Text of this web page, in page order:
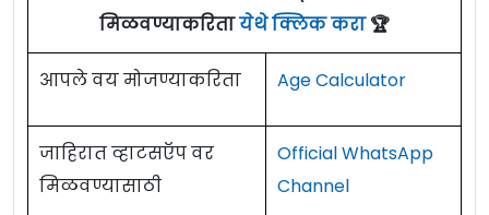
मिळवण्याकरितायेथे क्लिक करा🏆
आपले वय मोजण्याकरिता Age Calculator
जाहिरात व्हाटसऍप वर
मिळवण्यासाठी
Official WhatsApp
Channel